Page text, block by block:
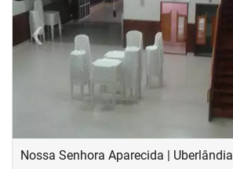
‹Previous
Nossa Senhora Aparecida | Uberlândia